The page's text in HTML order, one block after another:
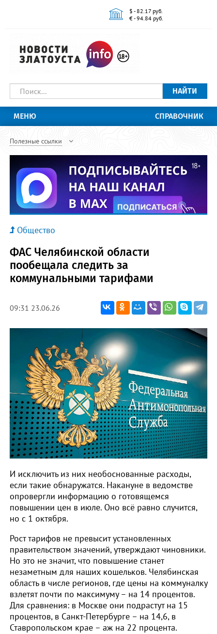
$ - 82.17 руб.
€ - 94.84 руб.
НАЙТИ
МЕНЮ СПРАВОЧНИК
Полезные ссылки
Общество
ФАС Челябинской области
пообещала следить за
коммунальными тарифами
09:31 23.06.26
И исключить из них необоснованные расходы,
если такие обнаружатся. Накануне в ведомстве
опровергли информацию о готовящемся
повышении цен в июле. Оно всё равно случится,
но с 1 октября.
Рост тарифов не превысит установленных
правительством значений, утверждают чиновники.
Но это не значит, что повышение станет
незаметным для наших кошельков. Челябинская
область в числе регионов, где цены на коммуналку
взлетят почти по максимуму – на 14 процентов.
Для сравнения: в Москве они подрастут на 15
процентов, в Санкт-Петербурге – на 14,6, в
Ставропольском крае – аж на 22 процента.